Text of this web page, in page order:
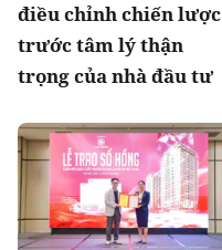
điều chỉnh chiến lược
trước tâm lý thận
trọng của nhà đầu tư